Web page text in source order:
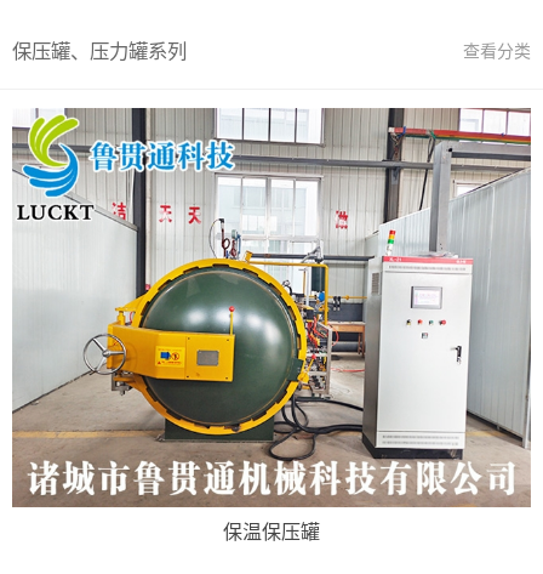
保压罐、压力罐系列 查看分类
保温保压罐